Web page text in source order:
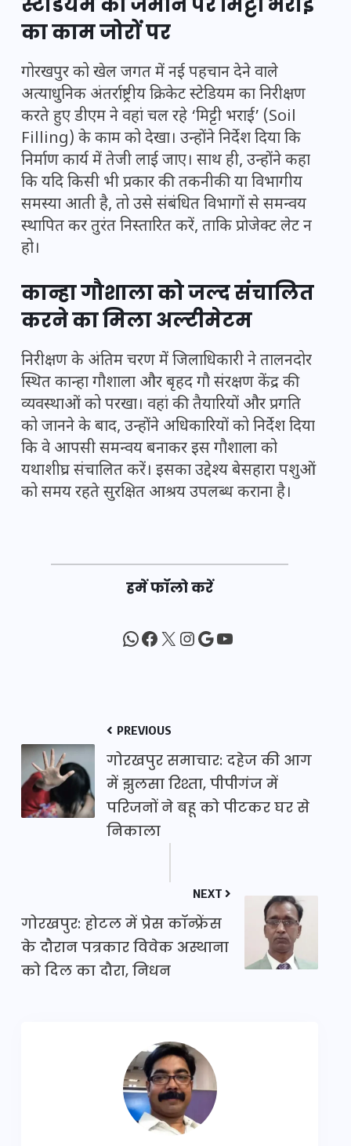
का काम जोरों पर
गोरखपुर को खेल जगत में नई पहचान देने वाले
अत्याधुनिक अंतर्राष्ट्रीय क्रिकेट स्टेडियम का निरीक्षण
करते हुए डीएम ने वहां चल रहे ‘मिट्टी भराई’ (Soil
Filling) के काम को देखा। उन्होंने निर्देश दिया कि
निर्माण कार्य में तेजी लाई जाए। साथ ही, उन्होंने कहा
कि यदि किसी भी प्रकार की तकनीकी या विभागीय
समस्या आती है, तो उसे संबंधित विभागों से समन्वय
स्थापित कर तुरंत निस्तारित करें, ताकि प्रोजेक्ट लेट न
हो।
कान्हा गौशाला को जल्द संचालित
करने का मिला अल्टीमेटम
निरीक्षण के अंतिम चरण में जिलाधिकारी ने तालनदोर
स्थित कान्हा गौशाला और बृहद गौ संरक्षण केंद्र की
व्यवस्थाओं को परखा। वहां की तैयारियों और प्रगति
को जानने के बाद, उन्होंने अधिकारियों को निर्देश दिया
कि वे आपसी समन्वय बनाकर इस गौशाला को
यथाशीघ्र संचालित करें। इसका उद्देश्य बेसहारा पशुओं
को समय रहते सुरक्षित आश्रय उपलब्ध कराना है।
हमें फॉलो करें
WhatsApp
Facebook
X Instagram
Google
YouTube
PREVIOUS
गोरखपुर समाचार: दहेज की आग
में झुलसा रिश्ता, पीपीगंज में
परिजनों ने बहू को पीटकर घर से
निकाला
NEXT
गोरखपुर: होटल में प्रेस कॉन्फ्रेंस
के दौरान पत्रकार विवेक अस्थाना
को दिल का दौरा, निधन